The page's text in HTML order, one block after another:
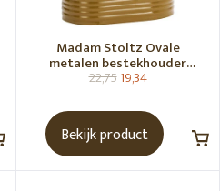
Madam Stoltz Ovale
metalen bestekhouder
Tapenade
22,7519,34
Bekijk product